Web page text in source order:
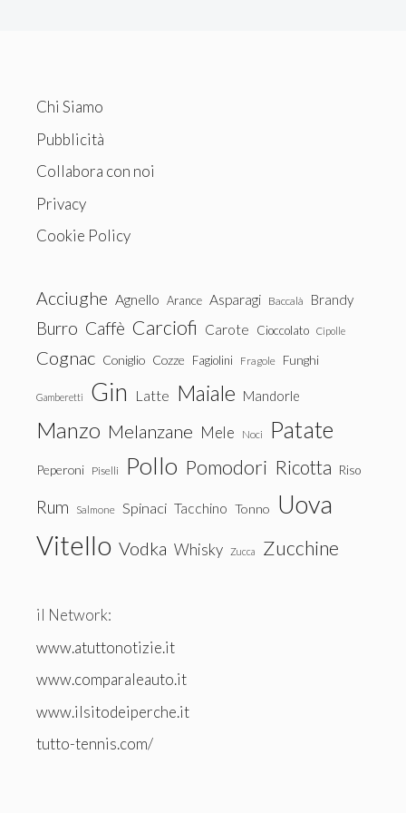
Chi Siamo
Pubblicità
Collabora con noi
Privacy
Cookie Policy
Acciughe Agnello Arance Asparagi Baccalà Brandy
Burro Caffè Carciofi Carote Cioccolato Cipolle
Cognac Coniglio Cozze Fagiolini Fragole Funghi
Gamberetti Gin Latte Maiale Mandorle
Manzo Melanzane Mele Noci Patate
Peperoni Piselli Pollo Pomodori Ricotta Riso
Rum Salmone Spinaci Tacchino Tonno Uova
Vitello Vodka Whisky Zucca Zucchine
il Network:
www.atuttonotizie.it
www.comparaleauto.it
www.ilsitodeiperche.it
tutto-tennis.com/